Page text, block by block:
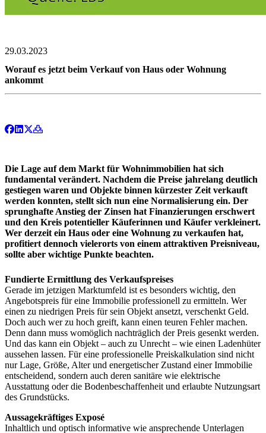
29.03.2023
Worauf es jetzt beim Verkauf von Haus oder Wohnung
ankommt
Die Lage auf dem Markt für Wohnimmobilien hat sich
fundamental verändert. Nachdem die Preise jahrelang deutlich
gestiegen waren und Objekte binnen kürzester Zeit verkauft
werden konnten, stellt sich nun eine Normalisierung ein. Der
sprunghafte Anstieg der Zinsen hat Finanzierungen erschwert
und den Kreis potentieller Käuferinnen und Käufer verkleinert.
Wer derzeit ein Haus oder eine Wohnung zu verkaufen hat,
profitiert dennoch vielerorts von einem attraktiven Preisniveau,
sollte aber wichtige Punkte beachten.
Fundierte Ermittlung des Verkaufspreises
Gerade im jetzigen Marktumfeld ist es besonders wichtig, den
Angebotspreis für eine Immobilie professionell zu ermitteln. Wer
einen zu niedrigen Preis für sein Objekt ansetzt, verschenkt Geld.
Doch auch wer zu hoch greift, kann einen teuren Fehler machen.
Denn dann muss womöglich nachträglich der Preis gesenkt werden.
Und das kann ein Objekt – auch zu Unrecht – wie einen Ladenhüter
aussehen lassen. Für eine professionelle Preiskalkulation sind nicht
nur Lage, Größe, Alter und energetischer Zustand einer Immobilie
entscheidend, sondern auch deren sanitäre wie elektrische
Ausstattung oder die Bodenbeschaffenheit und erlaubte Nutzungsart
des Grundstücks.
Aussagekräftiges Exposé
Inhaltlich und optisch informative wie ansprechende Unterlagen